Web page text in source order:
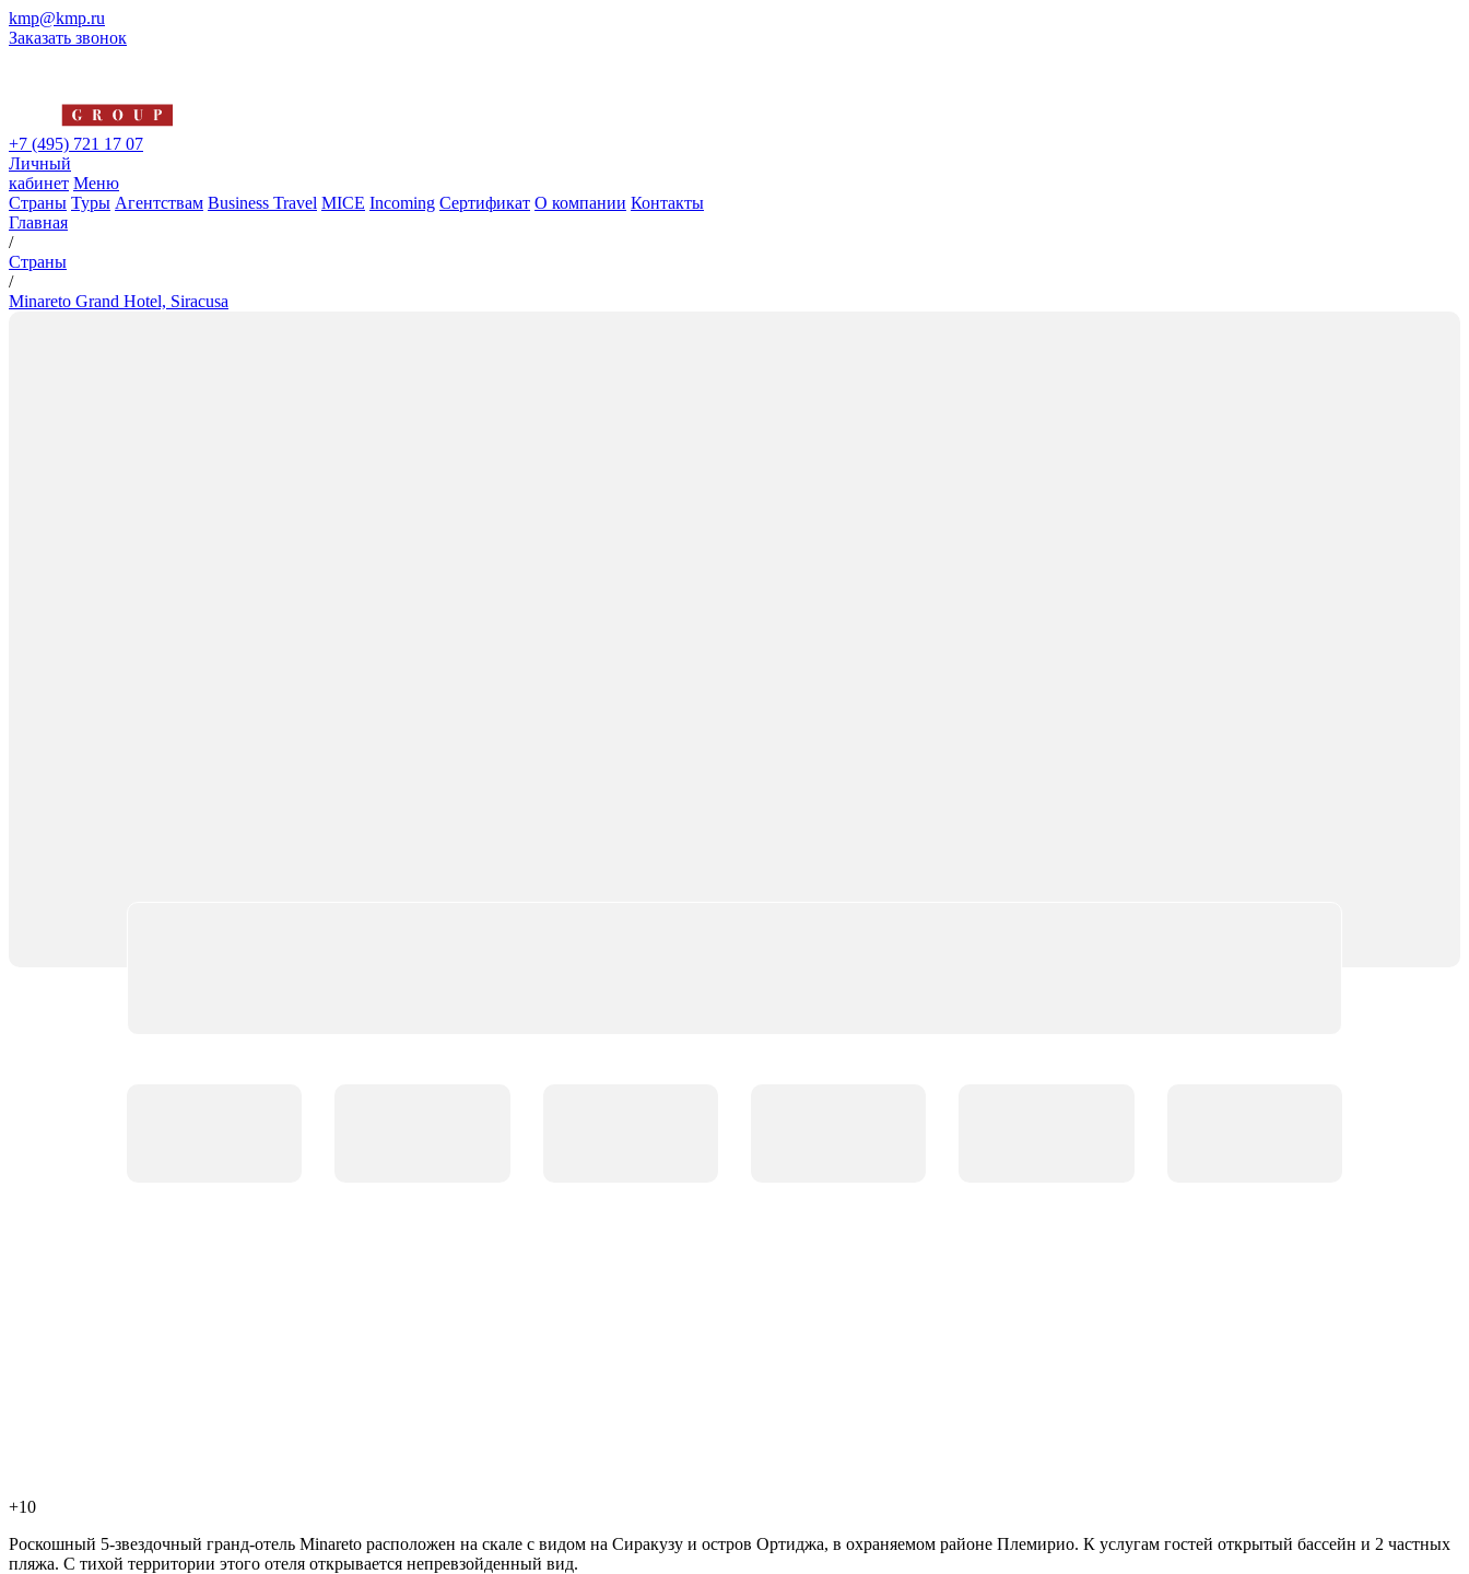
kmp@kmp.ru
Заказать звонок
+7 (495) 721 17 07
Личный
кабинет Меню
Страны Туры Агентствам Business Travel MICE Incoming Сертификат О компании Контакты
Главная
/
Страны
/
Minareto Grand Hotel, Siracusa
+10
Роскошный 5-звездочный гранд-отель Minareto расположен на скале с видом на Сиракузу и остров Ортиджа, в охраняемом районе Племирио. К услугам гостей открытый бассейн и 2 частных
пляжа. С тихой территории этого отеля открывается непревзойденный вид.